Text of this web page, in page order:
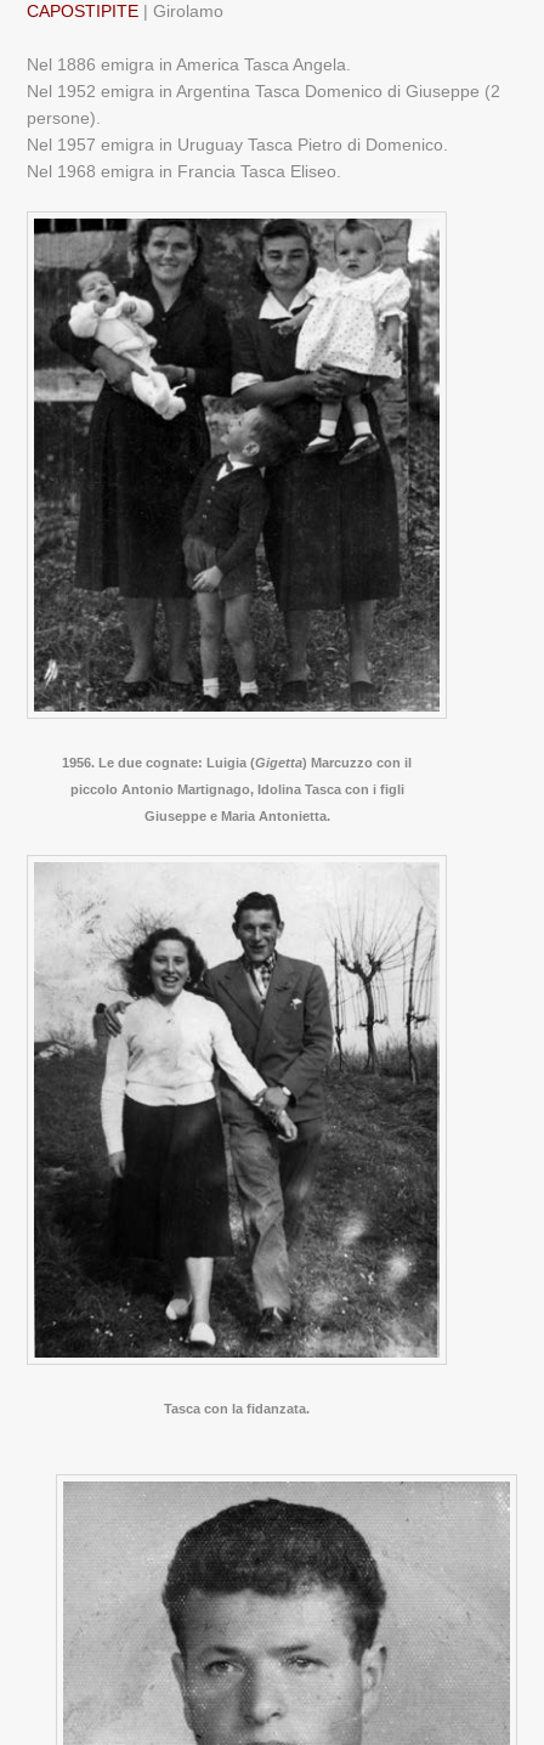
CAPOSTIPITE | Girolamo
Nel 1886 emigra in America Tasca Angela.
Nel 1952 emigra in Argentina Tasca Domenico di Giuseppe (2
persone).
Nel 1957 emigra in Uruguay Tasca Pietro di Domenico.
Nel 1968 emigra in Francia Tasca Eliseo.
1956. Le due cognate: Luigia (Gigetta) Marcuzzo con il
piccolo Antonio Martignago, Idolina Tasca con i figli
Giuseppe e Maria Antonietta.
Tasca con la fidanzata.